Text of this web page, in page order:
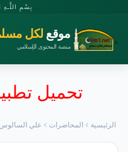
بِسْمِ اللَّـهِ
موقع لكل
منصة المحتوى الإسلامي
تحميل
الرئيسية المحاضرات علي السالوس